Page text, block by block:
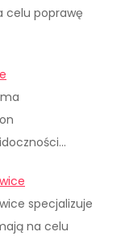
celu poprawę
specjalizuje
na celu